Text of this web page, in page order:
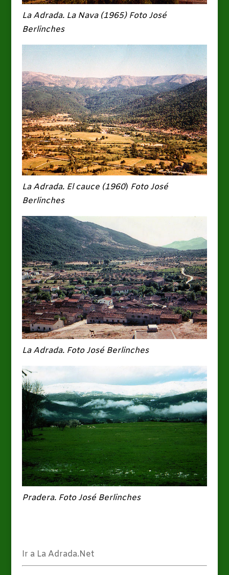
La Adrada. La Nava (1965) Foto José
Berlinches
La Adrada. El cauce (1960) Foto José
Berlinches
La Adrada. Foto José Berlinches
Pradera. Foto José Berlinches
Ir a La Adrada.Net